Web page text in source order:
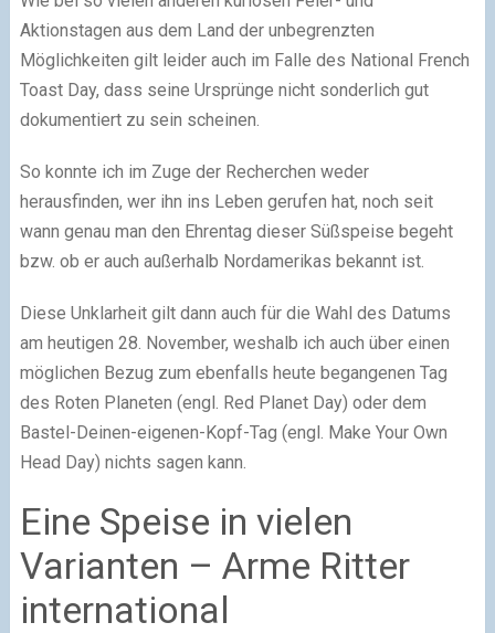
Aktionstagen aus dem Land der unbegrenzten
Möglichkeiten gilt leider auch im Falle des National French
Toast Day, dass seine Ursprünge nicht sonderlich gut
dokumentiert zu sein scheinen.
So konnte ich im Zuge der Recherchen weder
herausfinden, wer ihn ins Leben gerufen hat, noch seit
wann genau man den Ehrentag dieser Süßspeise begeht
bzw. ob er auch außerhalb Nordamerikas bekannt ist.
Diese Unklarheit gilt dann auch für die Wahl des Datums
am heutigen 28. November, weshalb ich auch über einen
möglichen Bezug zum ebenfalls heute begangenen Tag
des Roten Planeten (engl. Red Planet Day) oder dem
Bastel-Deinen-eigenen-Kopf-Tag (engl. Make Your Own
Head Day) nichts sagen kann.
Eine Speise in vielen
Varianten – Arme Ritter
international